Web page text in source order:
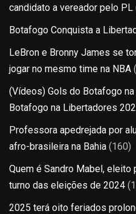
candidato a vereador pelo PL
Botafogo Conquista a
LeBron e Bronny James se
jogar no mesmo time na NBA
(Vídeos) Gols do Botafogo
Botafogo na Libertadores
Professora apedrejada por
afro-brasileira na Bahia (160)
Quem é Sandro Mabel, eleito
turno das eleições de 2024
2025 terá oito feriados